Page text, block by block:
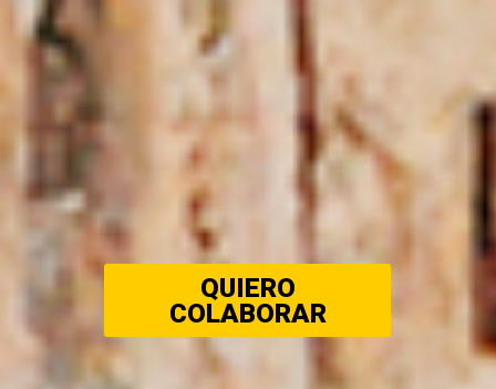
QUIERO
COLABORAR